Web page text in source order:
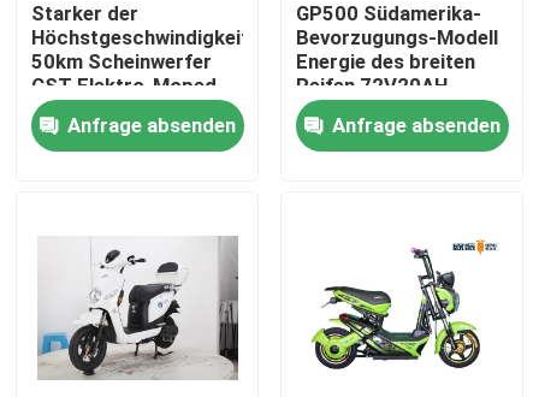
Produkte
Über uns
Starker der
Höchstgeschwindigkeits-
50km Scheinwerfer
CST Elektro-Moped-
Roller-des Doppelt-
LED schlauchlos
Anfrage absenden
GP500 Südamerika-
Bevorzugungs-Modell
Energie des breiten
Reifen 72V20AH
Elektro-Moped-
Rollers Bleisäure-
2000W neues
Anfrage absenden